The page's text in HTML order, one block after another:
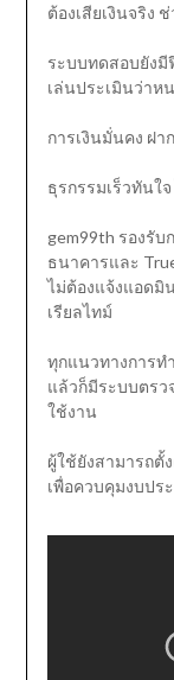
ต้องเสียเงินจริง
ระบบทดสอบยังมี
เล่นประเมินว่าห
การเงินมั่นคง ฝา
ธุรกรรมเร็วทันใ
gem99th รองรั
ธนาคารและ
ไม่ต้องแจ้งแอดมิ
เรียลไทม์
ทุกแนวทางการท
แล้วก็มีระบบตรว
ใช้งาน
ผู้ใช้ยังสามารถตั้
เพื่อควบคุมงบปร